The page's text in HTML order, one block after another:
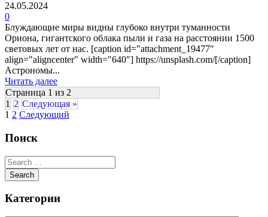
24.05.2024
0
Блуждающие миры видны глубоко внутри туманности
Ориона, гигантского облака пыли и газа на расстоянии 1500
световых лет от нас. [caption id="attachment_19477"
align="aligncenter" width="640"] https://unsplash.com/[/caption]
Астрономы...
Читать далее
Страница 1 из 2
1 2 Следующая »
1 2 Следующий
Поиск
Категории